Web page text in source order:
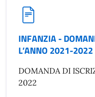
INFANZIA -
L’ANNO 2021-2022
DOMANDA DI
2022